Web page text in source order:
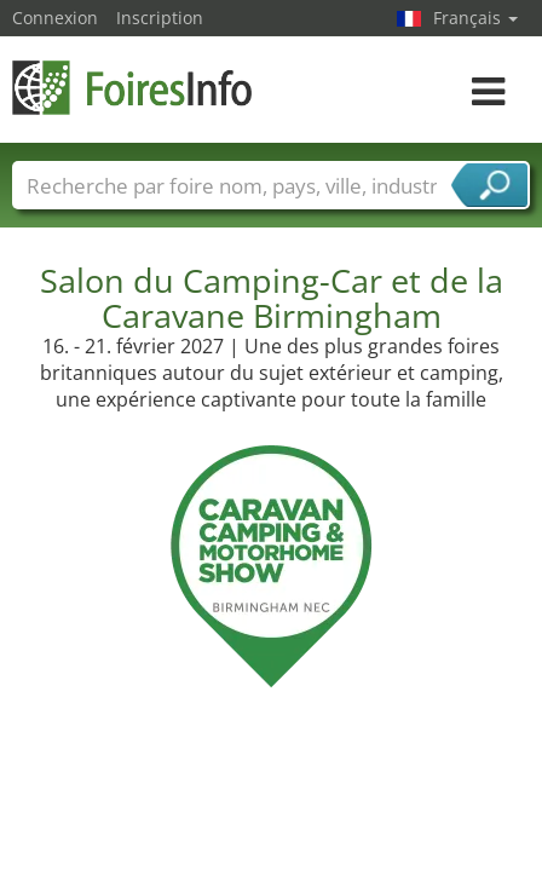
Salon du Camping-Car et de la
Caravane Birmingham
16. - 21. février 2027 | Une des plus grandes foires
britanniques autour du sujet extérieur et camping,
une expérience captivante pour toute la famille
Connexion Inscription Français
Toggle
Foire noms Pays Villes
Secteurs de foire